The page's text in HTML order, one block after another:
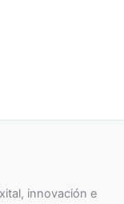
innovación e